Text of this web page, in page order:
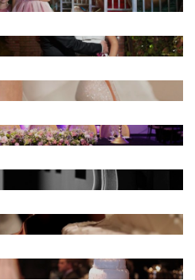
- DOM ANTÔNIO
- DOM ANTÔNIO
- CENTRAL HALL
AMOR DE BRUNA E